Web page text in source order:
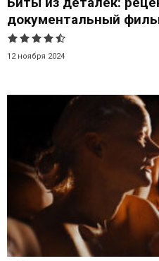
документальный
12 ноября 2024